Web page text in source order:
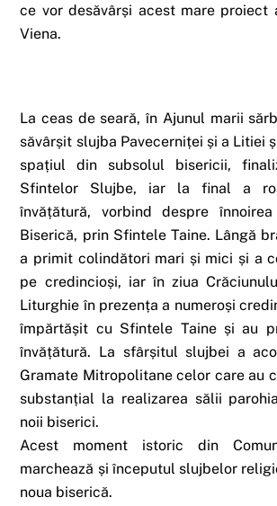
ce vor desăvârși acest mare proiect
Viena.
La ceas de seară, în Ajunul marii
săvârșit slujba Pavecerniței și a Litiei
spațiul din subsolul bisericii,
Sfintelor Slujbe, iar la final a
învățătură, vorbind despre
Biserică, prin Sfintele Taine. Lângă
a primit colindători mari și mici și a
pe credincioși, iar în ziua
Liturghie în prezența a numeroși
împărtășit cu Sfintele Taine și au
învățătură. La sfârșitul slujbei a
Gramate Mitropolitane celor care au
substanțial la realizarea sălii
noii biserici.
Acest moment istoric din
marchează și începutul slujbelor
noua biserică.